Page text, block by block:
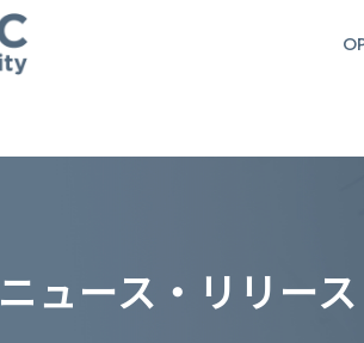
ニュース・リリース